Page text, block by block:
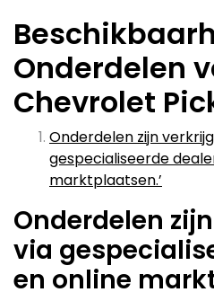
Onderdelen
Chevrolet
Onderdelen zijn
gespecialiseerde
marktplaatsen.’
Onderdelen
via
en online